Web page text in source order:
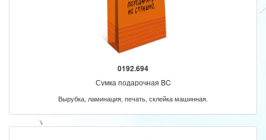
0192.694
Сумка подарочная BC
Вырубка, ламинация, печать, склейка машинная.